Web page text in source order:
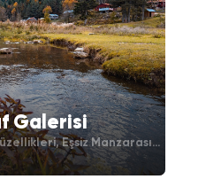
Galerisi
Eşsiz Manzarası...